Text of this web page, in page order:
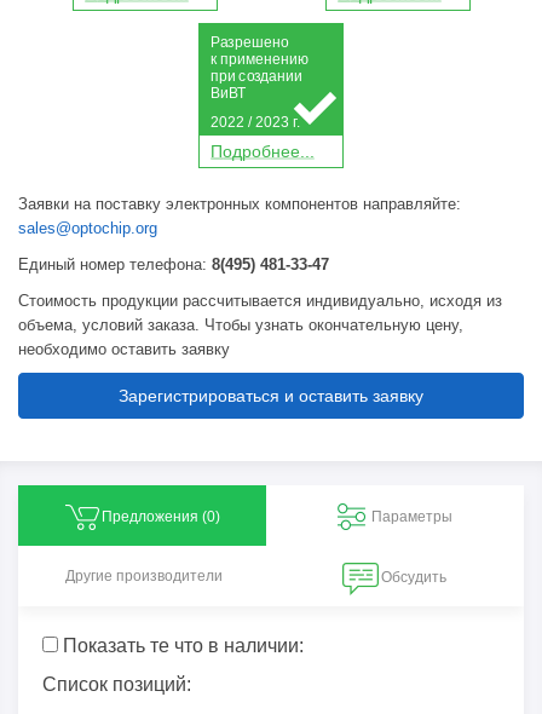
Подробнее...
Разрешено
к применению
присоздании
Ви ВТ
2022 / 2023 г.
Заявки на поставку электронных компонентов направляйте:
sales@optochip.org
Единый номер телефона: 8(495) 481-33-47
Стоимость продукции рассчитывается индивидуально, исходя из
объема, условий заказа. Чтобы узнать окончательную цену,
необходимо оставить заявку
Зарегистрироваться и оставить заявку
Предложения (0) Параметры
Другие производители Обсудить
Показать те что в наличии:
Список позиций: